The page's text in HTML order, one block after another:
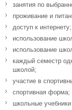
занятия по
проживание и
доступ к интернету;
использование
использование
каждый семестр
школой;
участие в
спортивная форма;
школьные